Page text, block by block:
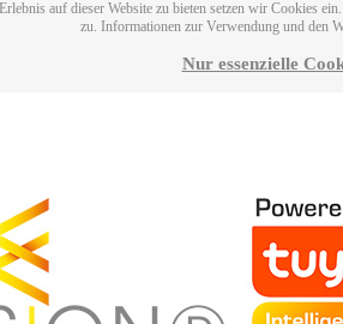
auf dieser Website zu bieten setzen wir Cookies
zu. Informationen zur Verwendung und den
Nur essenzielle